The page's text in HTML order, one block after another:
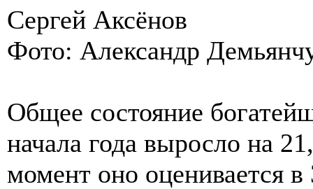
Сергей Аксёнов
Фото: Александр
Общее состояние
начала года выросло на
момент оно оценивается